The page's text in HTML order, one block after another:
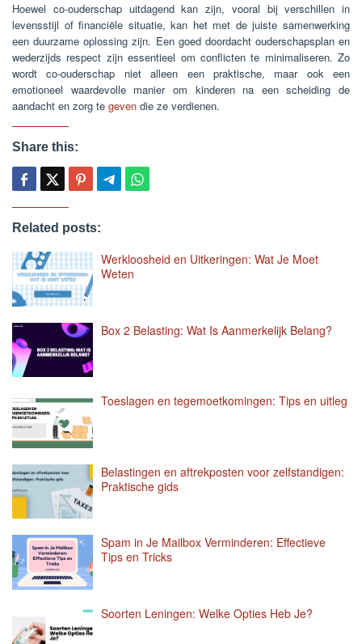
Hoewel co-ouderschap uitdagend kan zijn, vooral bij verschillen in
levensstijl of financiële situatie, kan het met de juiste samenwerking
een duurzame oplossing zijn. Een goed doordacht ouderschapsplan en
wederzijds respect zijn essentieel om conflicten te minimaliseren. Zo
wordt co-ouderschap niet alleen een praktische, maar ook een
emotioneel waardevolle manier om kinderen na een scheiding de
aandacht en zorg te geven die ze verdienen.
Share this:
Related posts:
Werkloosheid en Uitkeringen: Wat Je Moet
Weten
Box 2 Belasting: Wat Is Aanmerkelijk Belang?
Toeslagen en tegemoetkomingen: Tips en uitleg
Belastingen en aftrekposten voor zelfstandigen:
Praktische gids
Spam in Je Mailbox Verminderen: Effectieve
Tips en Tricks
Soorten Leningen: Welke Opties Heb Je?